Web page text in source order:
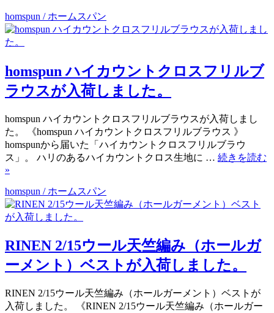
homspun / ホームスパン
homspun ハイカウントクロスフリルブ
ラウスが入荷しました。
homspun ハイカウントクロスフリルブラウスが入荷しまし
た。 《homspun ハイカウントクロスフリルブラウス 》
homspunから届いた「ハイカウントクロスフリルブラウ
ス」。 ハリのあるハイカウントクロス生地に … 続きを読む
»
homspun / ホームスパン
RINEN 2/15ウール天竺編み（ホールガ
ーメント）ベストが入荷しました。
RINEN 2/15ウール天竺編み（ホールガーメント）ベストが
入荷しました。 《RINEN 2/15ウール天竺編み（ホールガー